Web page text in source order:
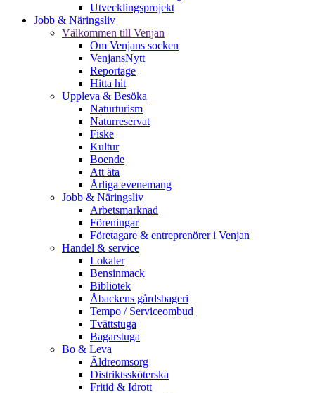
Utvecklingsprojekt
Jobb & Näringsliv
Välkommen till Venjan
Om Venjans socken
VenjansNytt
Reportage
Hitta hit
Uppleva & Besöka
Naturturism
Naturreservat
Fiske
Kultur
Boende
Att äta
Årliga evenemang
Jobb & Näringsliv
Arbetsmarknad
Föreningar
Företagare & entreprenörer i Venjan
Handel & service
Lokaler
Bensinmack
Bibliotek
Åbackens gårdsbageri
Tempo / Serviceombud
Tvättstuga
Bagarstuga
Bo & Leva
Äldreomsorg
Distriktssköterska
Fritid & Idrott